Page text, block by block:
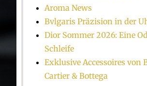
Aroma News
Bvlgaris Präzision in der
Dior Sommer 2026: Eine
Schleife
Exklusive Accessoires von
Cartier & Bottega